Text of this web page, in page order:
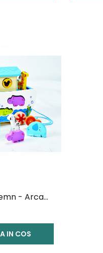
- Arca
si sortator
IN COS